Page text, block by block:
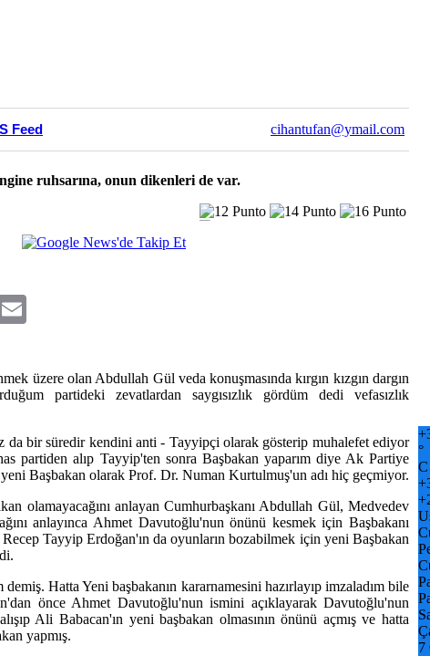
Feed cihantufan@ymail.com
ruhsarına, onun dikenleri de var.
Link
üzere olan Abdullah Gül veda konuşmasında kırgın kızgın dargın
partideki zevatlardan saygısızlık gördüm dedi vefasızlık
da bir süredir kendini anti - Tayyipçi olarak gösterip muhalefet ediyor
partiden alıp Tayyip'ten sonra Başbakan yaparım diye Ak Partiye
yeni Başbakan olarak Prof. Dr. Numan Kurtulmuş'un adı hiç geçmiyor.
olamayacağını anlayan Cumhurbaşkanı Abdullah Gül, Medvedev
anlayınca Ahmet Davutoğlu'nun önünü kesmek için Başbakanı
Recep Tayyip Erdoğan'ın da oyunların bozabilmek için yeni Başbakan
Hatta Yeni başbakanın kararnamesini hazırlayıp imzaladım bile
önce Ahmet Davutoğlu'nun ismini açıklayarak Davutoğlu'nun
Ali Babacan'ın yeni başbakan olmasının önünü açmış ve hatta
yapmış.
+
°
C
+
+
7